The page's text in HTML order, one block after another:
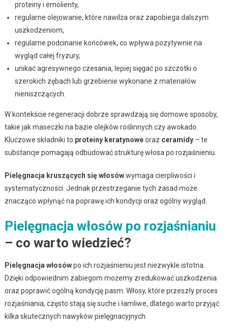
proteiny i emolienty,
regularne olejowanie, które nawilża oraz zapobiega dalszym
uszkodzeniom,
regularne podcinanie końcówek, co wpływa pozytywnie na
wygląd całej fryzury,
unikać agresywnego czesania, lepiej sięgać po szczotki o
szerokich zębach lub grzebienie wykonane z materiałów
nieniszczących.
W kontekście regeneracji dobrze sprawdzają się domowe sposoby,
takie jak maseczki na bazie olejków roślinnych czy awokado.
Kluczowe składniki to proteiny keratynoweoraz ceramidy– te
substancje pomagają odbudować strukturę włosa po rozjaśnieniu.
Pielęgnacja kruszących się włosówwymaga cierpliwości i
systematyczności. Jednak przestrzeganie tych zasad może
znacząco wpłynąć na poprawę ich kondycji oraz ogólny wygląd.
Pielęgnacja włosów po rozjaśnianiu
– co warto wiedzieć?
Pielęgnacja włosówpo ich rozjaśnieniu jest niezwykle istotna.
Dzięki odpowiednim zabiegom możemy zredukować uszkodzenia
oraz poprawić ogólną kondycję pasm. Włosy, które przeszły proces
rozjaśniania, często stają się suche i łamliwe, dlatego warto przyjąć
kilka skutecznych nawyków pielęgnacyjnych.